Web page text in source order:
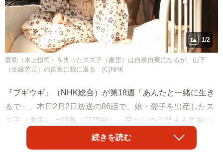
1/2
愛助（水上恒司）を失ったスズ子（趣里）は自暴自棄になるが、山下
（近藤芳正）の言葉に我に返る (C)NHK
『ブギウギ』（NHK総合）が第18週「あんたと一緒に生き
るで」、本日2月2日放送の86話で、娘・愛子を出産したス
ズ子（趣里）は羽鳥（草彅剛）一家からの心温まる見舞い
を受け、幸せなひとときから一転、山下（近藤芳正）から
愛助（水上恒司）の死を報された。空っぽになってしまっ
続きを読む